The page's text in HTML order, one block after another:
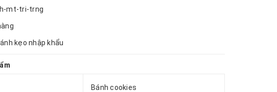
mt-tri-trng
kẹo nhập khẩu
Bánh cookies